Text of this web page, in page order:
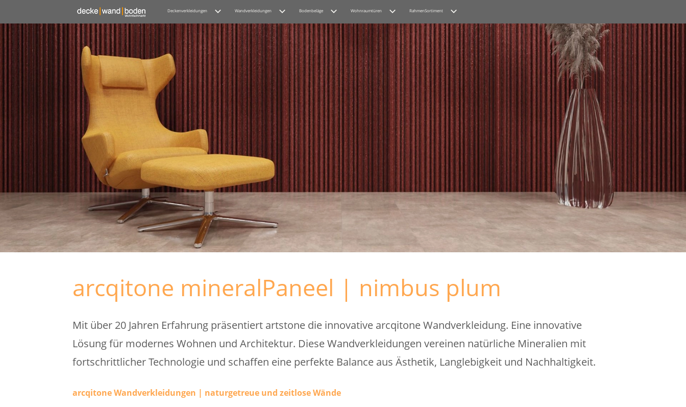
Deckenverkleidungen Wandverkleidungen Bodenbeläge Wohnraumtüren RahmenSortiment
arcqitone mineralPaneel | nimbus plum
Mit über 20 Jahren Erfahrung präsentiert artstone die innovative arcqitone Wandverkleidung. Eine innovative
Lösung für modernes Wohnen und Architektur. Diese Wandverkleidungen vereinen natürliche Mineralien mit
fortschrittlicher Technologie und schaffen eine perfekte Balance aus Ästhetik, Langlebigkeit und Nachhaltigkeit.
arcqitone Wandverkleidungen | naturgetreue und zeitlose Wände